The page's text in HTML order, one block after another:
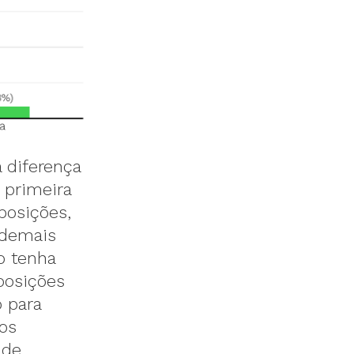
diferença
primeira
tenha
para